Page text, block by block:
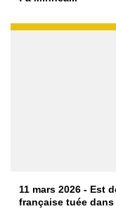
11 mars 2026 - Est
française tuée dans